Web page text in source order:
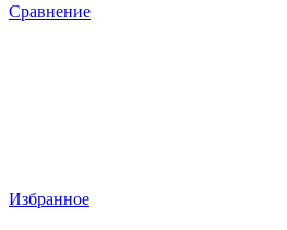
Сравнение
Избранное